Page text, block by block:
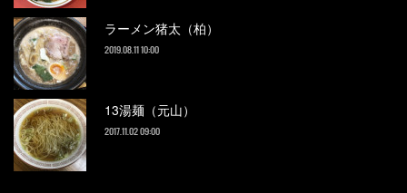
ラーメン猪太（柏）
2019.08.11 10:00
13湯麺（元山）
2017.11.02 09:00